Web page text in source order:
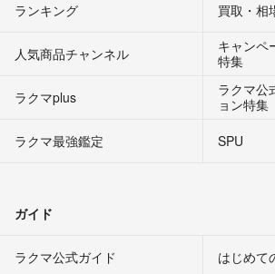
ランキング 買取・相
人気商品チャンネル
キャンペ
特集
ラクマplus
ラクマ公
ョン特集
ラクマ最強鑑定
SPU
ガイド
ラクマ公式ガイド はじめて